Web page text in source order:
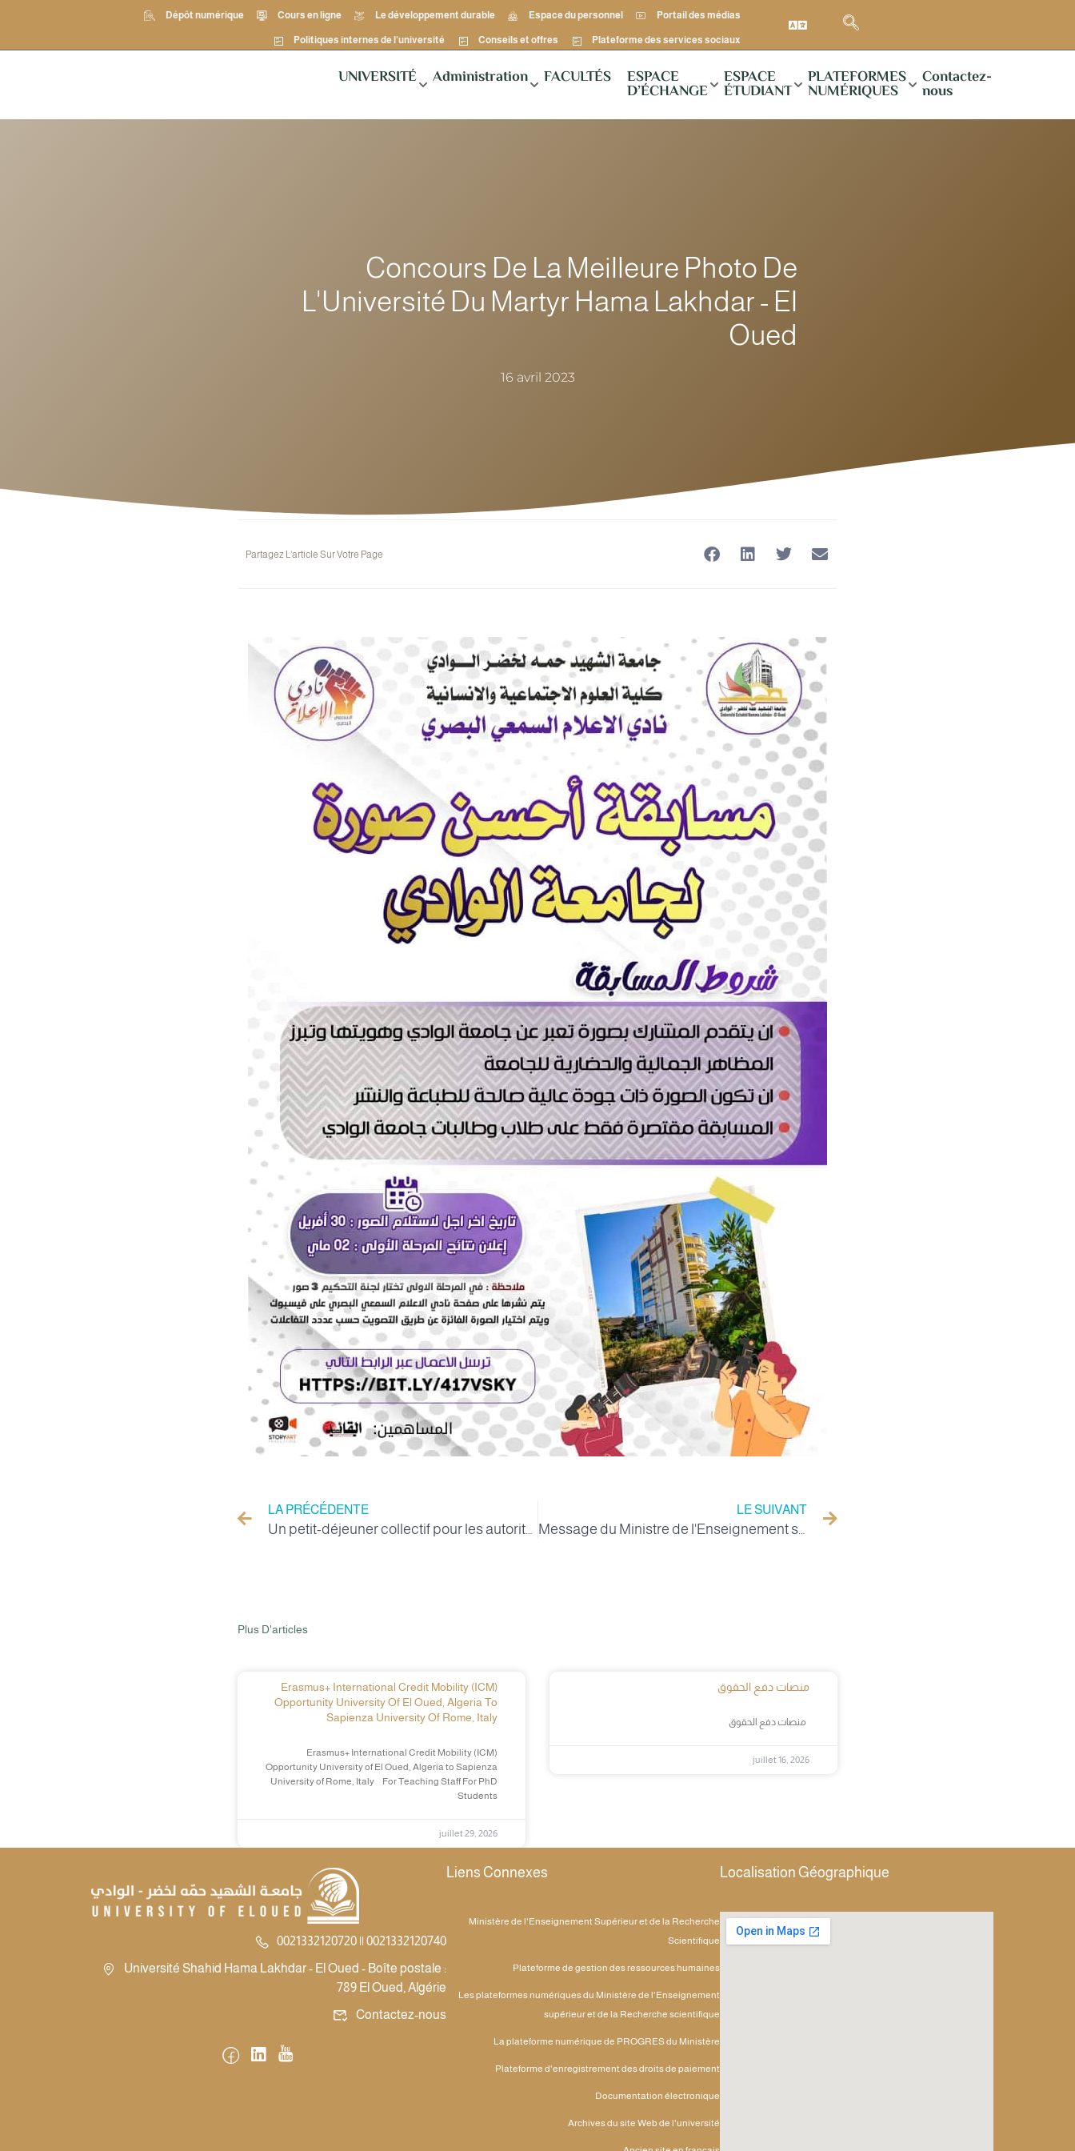
Dépôt numérique Cours en ligne Le développement durable Espace du personnel Portail des médias
Politiques internes de l'université Conseils et offres Plateforme des services sociaux
UNIVERSITÉ Administration FACULTÉS ESPACE
D’ÉCHANGE
ESPACE
ÉTUDIANT
PLATEFORMES
NUMÉRIQUES
Contactez-
nous
Concours De La Meilleure Photo De
L'Université Du Martyr Hama Lakhdar - El
Oued
16 avril 2023
Partagez L'article Sur Votre Page
LA PRÉCÉDENTE
Un petit-déjeuner collectif pour les autorités locales avec les étudiants de Valley University
LE SUIVANT
Message du Ministre de l'Enseignement supérieur et de la Recherche scientifique à la famille universitaire à l'occasion de la Journée de la Science, le 16 avril
Plus D'articles
Erasmus+ International Credit Mobility (ICM)
Opportunity University Of El Oued, Algeria To
Sapienza University Of Rome, Italy
Erasmus+ International Credit Mobility (ICM)
Opportunity University of El Oued, Algeria to Sapienza
University of Rome, Italy For Teaching Staff For PhD
Students
juillet 29, 2026
منصات دفع الحقوق
juillet 16, 2026
0021332120720 || 0021332120740
Université Shahid Hama Lakhdar - El Oued - Boîte postale :
789 El Oued, Algérie
Contactez-nous
Liens Connexes
Ministère de l'Enseignement Supérieur et de la Recherche
Scientifique
Plateforme de gestion des ressources humaines
Les plateformes numériques du Ministère de l'Enseignement
supérieur et de la Recherche scientifique
La plateforme numérique de PROGRES du Ministère
Plateforme d'enregistrement des droits de paiement
Documentation électronique
Archives du site Web de l'université
Localisation Géographique